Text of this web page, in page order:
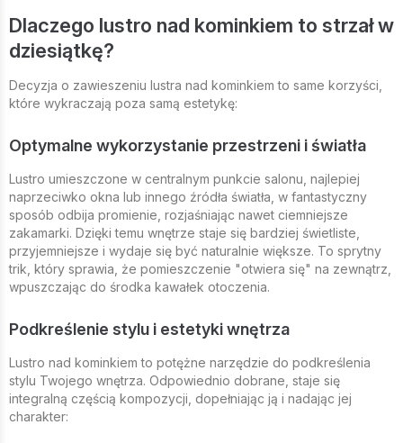
Dlaczego lustro nad kominkiem to strzał w
dziesiątkę?
Decyzja o zawieszeniu lustra nad kominkiem to same korzyści,
które wykraczają poza samą estetykę:
Optymalne wykorzystanie przestrzeni i światła
Lustro umieszczone w centralnym punkcie salonu, najlepiej
naprzeciwko okna lub innego źródła światła, w fantastyczny
sposób odbija promienie, rozjaśniając nawet ciemniejsze
zakamarki. Dzięki temu wnętrze staje się bardziej świetliste,
przyjemniejsze i wydaje się być naturalnie większe. To sprytny
trik, który sprawia, że pomieszczenie "otwiera się" na zewnątrz,
wpuszczając do środka kawałek otoczenia.
Podkreślenie stylu i estetyki wnętrza
Lustro nad kominkiem to potężne narzędzie do podkreślenia
stylu Twojego wnętrza. Odpowiednio dobrane, staje się
integralną częścią kompozycji, dopełniając ją i nadając jej
charakter: